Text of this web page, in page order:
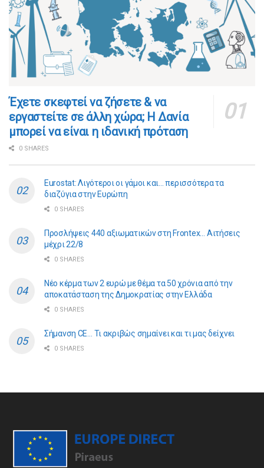
​​Έχετε σκεφτεί να ζήσετε & να
εργαστείτε σε άλλη χώρα; Η Δανία
μπορεί να είναι η ιδανική πρόταση
0 SHARES
Eurostat: Λιγότεροι οι γάμοι και… περισσότερα τα
διαζύγια στην Ευρώπη
0 SHARES
Προσλήψεις 440 αξιωματικών στη Frontex… Αιτήσεις
μέχρι 22/8
0 SHARES
Νέο κέρμα των 2 ευρώ με θέμα τα 50 χρόνια από την
αποκατάσταση της Δημοκρατίας στην Ελλάδα
0 SHARES
Σήμανση CE… Τι ακριβώς σημαίνει και τι μας δείχνει
0 SHARES